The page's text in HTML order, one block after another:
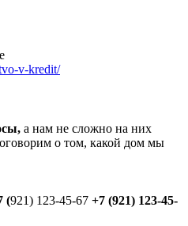
v-kredit/
а нам не сложно на них
о том, какой дом мы
(921) 123-45-67 +7 (921) 123-45-